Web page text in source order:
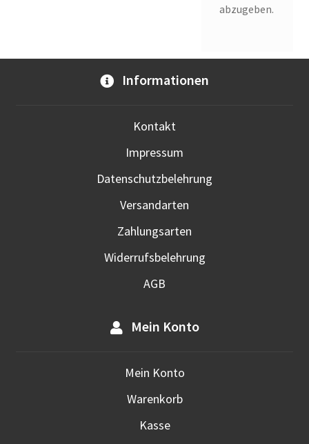
abzugeben.
Informationen
Kontakt
Impressum
Datenschutzbelehrung
Versandarten
Zahlungsarten
Widerrufsbelehrung
AGB
Mein Konto
Mein Konto
Warenkorb
Kasse